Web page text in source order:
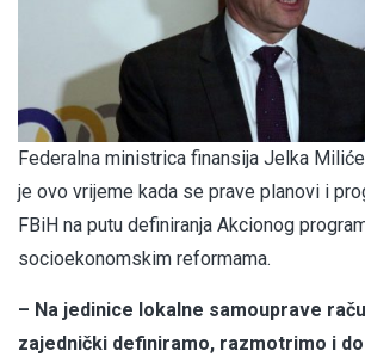
Federalna ministrica finansija Jelka
je ovo vrijeme kada se prave planovi i
FBiH na putu definiranja Akcionog
socioekonomskim reformama.
– Na jedinice lokalne samouprave
zajednički definiramo, razmotrimo i